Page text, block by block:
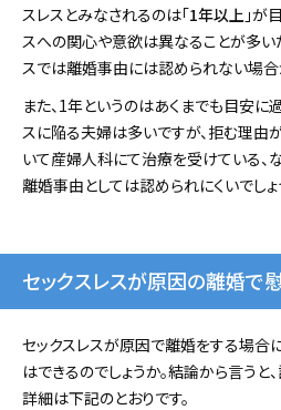
スレスとみなされるのは「1年以上 」が
スへの関心や意欲は異なることが多い
スでは離婚事由には認められない場合
また、1年というのはあくまでも目安に
スに陥る夫婦は多いですが、拒む理
いて産婦人科にて治療を受けている
離婚事由としては認められにくいでしょ
セックスレスが原因の離婚で
セックスレスが原因で離婚をする場合
はできるのでしょうか。結論から言うと
詳細は下記のとおりです。